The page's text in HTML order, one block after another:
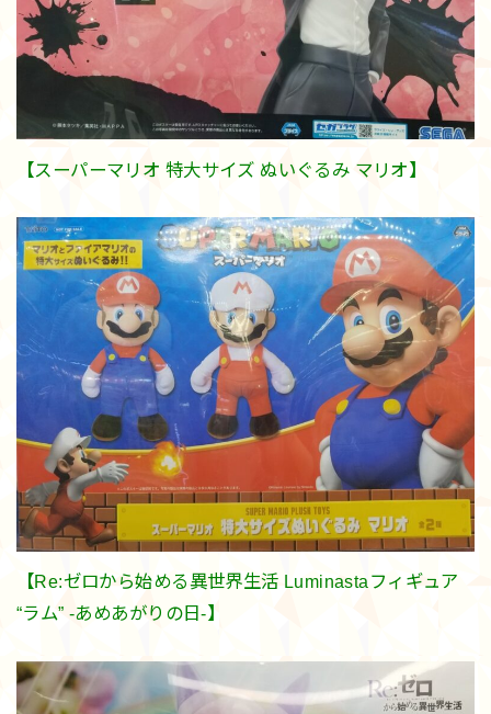
【スーパーマリオ 特大サイズ ぬいぐるみ マリオ】
【Re:ゼロから始める異世界生活 Luminastaフィギュア
“ラム” -あめあがりの日-】